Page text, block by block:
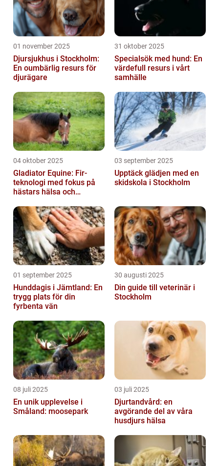
01 november 2025
Djursjukhus i Stockholm:
En oumbärlig resurs för
djurägare
31 oktober 2025
Specialsök med hund: En
värdefull resurs i vårt
samhälle
04 oktober 2025
Gladiator Equine: Fir-
teknologi med fokus på
hästars hälsa och
03 september 2025
Upptäck glädjen med en
skidskola i Stockholm
01 september 2025
Hunddagis i Jämtland: En
trygg plats för din
fyrbenta vän
30 augusti 2025
Din guide till veterinär i
Stockholm
08 juli 2025
En unik upplevelse i
Småland: moosepark
03 juli 2025
Djurtandvård: en
avgörande del av våra
husdjurs hälsa